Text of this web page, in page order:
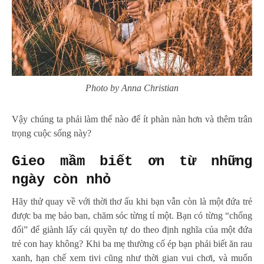
Photo by Anna Christian
Vậy chúng ta phải làm thế nào để ít phàn nàn hơn và thêm trân
trọng cuộc sống này?
Gieo mầm biết ơn từ những
ngày còn nhỏ
Hãy thử quay về với thời thơ ấu khi bạn vẫn còn là một đứa trẻ
được ba mẹ bảo ban, chăm sóc từng tí một. Bạn có từng “chống
đối” để giành lấy cái quyền tự do theo định nghĩa của một đứa
trẻ con hay không? Khi ba mẹ thường cố ép bạn phải biết ăn rau
xanh, hạn chế xem tivi cũng như thời gian vui chơi, và muốn